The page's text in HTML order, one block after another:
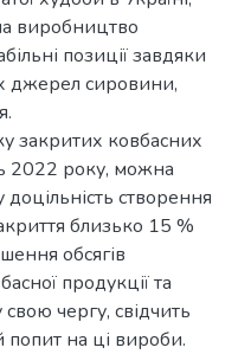
виробництво
позиції завдяки
джерел сировини,
закритих ковбасних
2022 року, можна
створення
близько 15 %
обсягів
продукції та
чергу, свідчить
на ці вироби.